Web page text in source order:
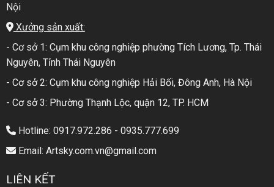
Nội
Xưởng sản xuất:
- Cơ sở 1: Cụm khu công nghiệp phường Tích Lương, Tp. Thái
Nguyên, Tỉnh Thái Nguyên
- Cơ sở 2: Cụm khu công nghiệp Hải Bối, Đông Anh, Hà Nội
- Cơ sở 3: Phường Thạnh Lộc, quận 12, TP. HCM
Hotline: 0917.972.286 - 0935.777.699
Email: Artsky.com.vn@gmail.com
LIÊN KẾT